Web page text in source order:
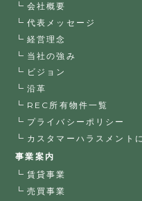
会社概要
代表メッセージ
経営理念
当社の強み
ビジョン
沿革
REC所有物件一覧
プライバシーポリシー
カスタマーハラスメント
事業案内
賃貸事業
売買事業